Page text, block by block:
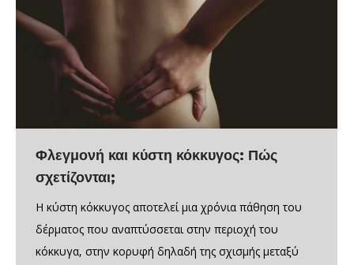
Φλεγμονή και κύστη κόκκυγος: Πώς
σχετίζονται;
Η κύστη κόκκυγος αποτελεί μια χρόνια πάθηση του
δέρματος που αναπτύσσεται στην περιοχή του
κόκκυγα, στην κορυφή δηλαδή της σχισμής μεταξύ